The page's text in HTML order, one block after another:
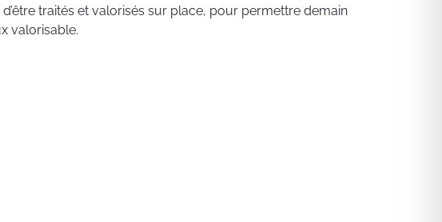
traités et valorisés sur place, pour permettre demain
valorisable.